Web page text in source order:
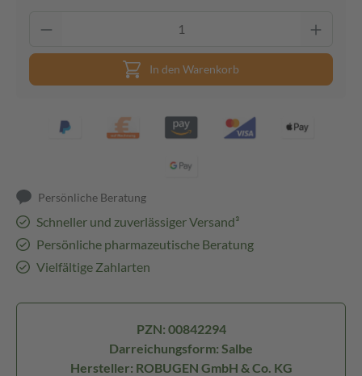
In den Warenkorb
Persönliche Beratung
Schneller und zuverlässiger Versand³
Persönliche pharmazeutische Beratung
Vielfältige Zahlarten
PZN: 00842294
Darreichungsform: Salbe
Hersteller: ROBUGEN GmbH & Co. KG